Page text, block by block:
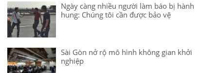
Ngày càng nhiều người làm báo bị hành
hung: Chúng tôi cần được bảo vệ
Sài Gòn nở rộ mô hình không gian khởi
nghiệp